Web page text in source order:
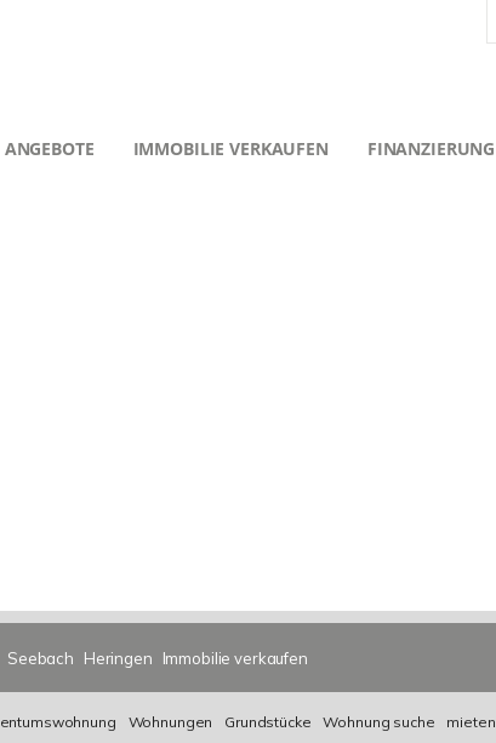
ANGEBOTE IMMOBILIE VERKAUFEN FINANZIERUNG
Seebach Heringen Immobilie verkaufen
Wohnungen Grundstücke Wohnung suche mieten